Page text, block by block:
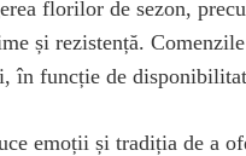
florilor de sezon,
și rezistență.
în funcție de
emoții și tradiția de a